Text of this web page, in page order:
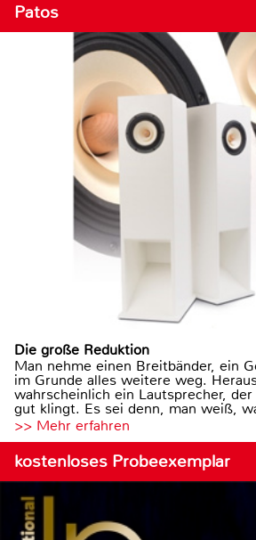
Patos
Die große Reduktion
Man nehme einen Breitbänder, ein
im Grunde alles weitere weg.
wahrscheinlich ein Lautsprecher,
gut klingt. Es sei denn, man weiß,
>> Mehr erfahren
kostenloses Probeexemplar